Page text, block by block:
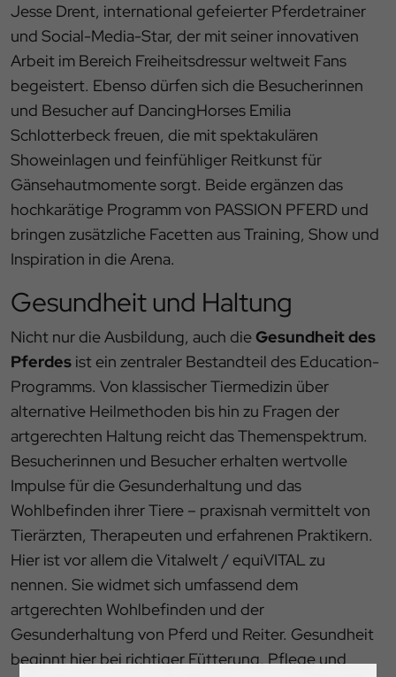
Jesse Drent, international gefeierter Pferdetrainer
und Social-Media-Star, der mit seiner innovativen
Arbeit im Bereich Freiheitsdressur weltweit Fans
begeistert. Ebenso dürfen sich die Besucherinnen
und Besucher auf DancingHorses Emilia
Schlotterbeck freuen, die mit spektakulären
Showeinlagen und feinfühliger Reitkunst für
Gänsehautmomente sorgt. Beide ergänzen das
hochkarätige Programm von PASSION PFERD und
bringen zusätzliche Facetten aus Training, Show und
Inspiration in die Arena.
Gesundheit und Haltung
Nicht nur die Ausbildung, auch dieGesundheit des
Pferdes ist ein zentraler Bestandteil des Education-
Programms. Von klassischer Tiermedizin über
alternative Heilmethoden bis hin zu Fragen der
artgerechten Haltung reicht das Themenspektrum.
Besucherinnen und Besucher erhalten wertvolle
Impulse für die Gesunderhaltung und das
Wohlbefinden ihrer Tiere – praxisnah vermittelt von
Tierärzten, Therapeuten und erfahrenen Praktikern.
Hier ist vor allem die Vitalwelt / equiVITAL zu
nennen. Sie widmet sich umfassend dem
artgerechten Wohlbefinden und der
Gesunderhaltung von Pferd und Reiter. Gesundheit
beginnt hier bei richtiger Fütterung, Pflege und